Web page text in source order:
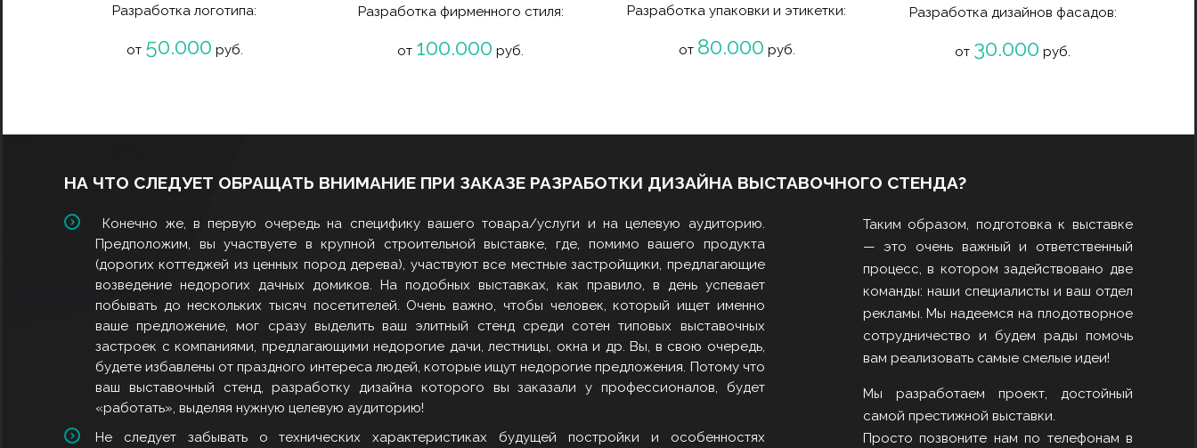
Разработка логотипа:
от 50.000 руб.
Разработка фирменного стиля:
от 100.000 руб.
Разработка упаковки и этикетки:
от 80.000 руб.
Разработка дизайнов фасадов:
от 30.000 руб.
НА ЧТО СЛЕДУЕТ ОБРАЩАТЬ ВНИМАНИЕ ПРИ ЗАКАЗЕ РАЗРАБОТКИ ДИЗАЙНА ВЫСТАВОЧНОГО СТЕНДА?
Конечно же, в первую очередь на специфику вашего товара/услуги и на целевую аудиторию.
Предположим, вы участвуете в крупной строительной выставке, где, помимо вашего продукта
(дорогих коттеджей из ценных пород дерева), участвуют все местные застройщики, предлагающие
возведение недорогих дачных домиков. На подобных выставках, как правило, в день успевает
побывать до нескольких тысяч посетителей. Очень важно, чтобы человек, который ищет именно
ваше предложение, мог сразу выделить ваш элитный стенд среди сотен типовых выставочных
застроек с компаниями, предлагающими недорогие дачи, лестницы, окна и др. Вы, в свою очередь,
будете избавлены от праздного интереса людей, которые ищут недорогие предложения. Потому что
ваш выставочный стенд, разработку дизайна которого вы заказали у профессионалов, будет
«работать», выделяя нужную целевую аудиторию!
Не следует забывать о технических характеристиках будущей постройки и особенностях
Таким образом, подготовка к выставке
— это очень важный и ответственный
процесс, в котором задействовано две
команды: наши специалисты и ваш отдел
рекламы. Мы надеемся на плодотворное
сотрудничество и будем рады помочь
вам реализовать самые смелые идеи!
Мы разработаем проект, достойный
самой престижной выставки.
Просто позвоните нам по телефонам в